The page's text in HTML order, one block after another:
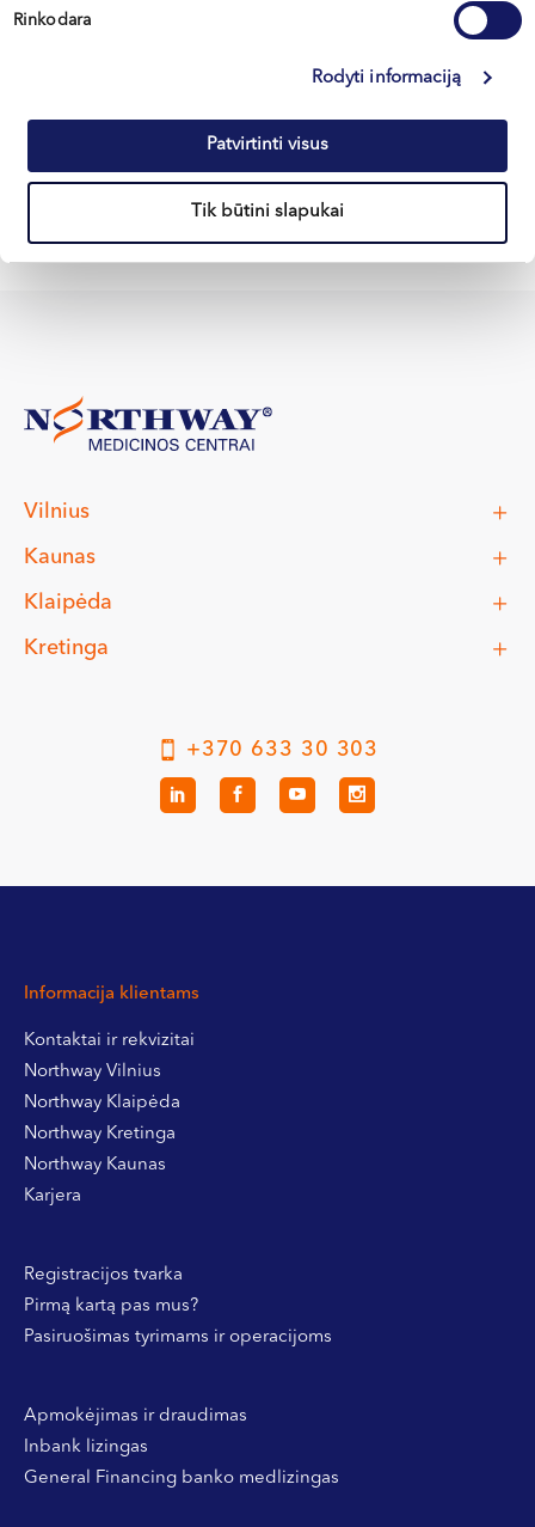
Rinkodara
Rodyti informaciją
Patvirtinti visus
Tik būtini slapukai
Klaipėda, Naujoji Uosto g. 9
Vilnius
Kaunas
Klaipėda
Kretinga
+370 633 30 303
Informacija klientams
Kontaktai ir rekvizitai
Northway Vilnius
Northway Klaipėda
Northway Kretinga
Northway Kaunas
Karjera
Registracijos tvarka
Pirmą kartą pas mus?
Pasiruošimas tyrimams ir operacijoms
Apmokėjimas ir draudimas
Inbank lizingas
General Financing banko medlizingas